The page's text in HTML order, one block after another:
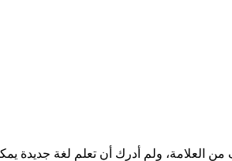
ولم أدرك أن تعلم لغة جديدة